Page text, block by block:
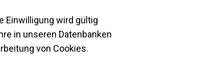
Einwilligung wird gültig
in unseren Datenbanken
von Cookies.